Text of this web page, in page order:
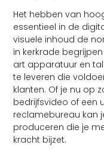
Het hebben van
essentieel in de
visuele inhoud de
in kerkrade
art apparatuur en
te leveren die
klanten. Of je nu op
bedrijfsvideo of een
reclamebureau kan
produceren die je
kracht bijzet.